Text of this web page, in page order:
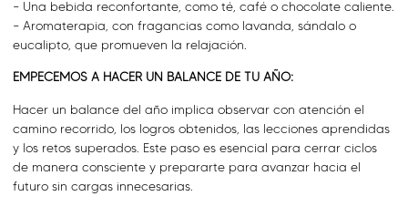
– Una bebida reconfortante, como té, café o chocolate caliente.
– Aromaterapia, con fragancias como lavanda, sándalo o
eucalipto, que promueven la relajación.
EMPECEMOS A HACER UN BALANCE DE TU AÑO:
Hacer un balance del año implica observar con atención el
camino recorrido, los logros obtenidos, las lecciones aprendidas
y los retos superados. Este paso es esencial para cerrar ciclos
de manera consciente y prepararte para avanzar hacia el
futuro sin cargas innecesarias.